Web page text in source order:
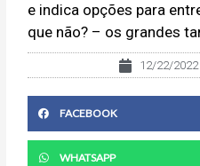
e indica opções para
que não? – os grandes
12/22/2022
FACEBOOK
WHATSAPP